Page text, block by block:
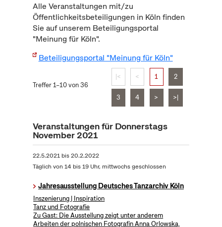
Alle Veranstaltungen mit/zu
Öffentlichkeitsbeteiligungen in Köln finden
Sie auf unserem Beteiligungsportal
"Meinung für Köln".
Beteiligungsportal "Meinung für Köln"
Treffer 1–10 von 36
|< < 1 2
3 4 > >|
Veranstaltungen für Donnerstags
November 2021
22.5.2021bis20.2.2022
Täglich von 14 bis 19 Uhr, mittwochs geschlossen
Jahresausstellung Deutsches Tanzarchiv Köln
Inszenierung | Inspiration
Tanz und Fotografie
Zu Gast: Die Ausstellung zeigt unter anderem
Arbeiten der polnischen Fotografin Anna Orlowska,